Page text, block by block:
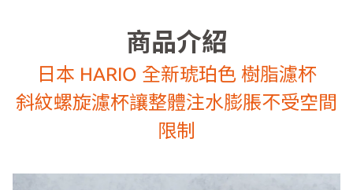
商品介紹
日本 HARIO 全新琥珀色 樹脂濾杯
斜紋螺旋濾杯讓整體注水膨脹不受空間
限制